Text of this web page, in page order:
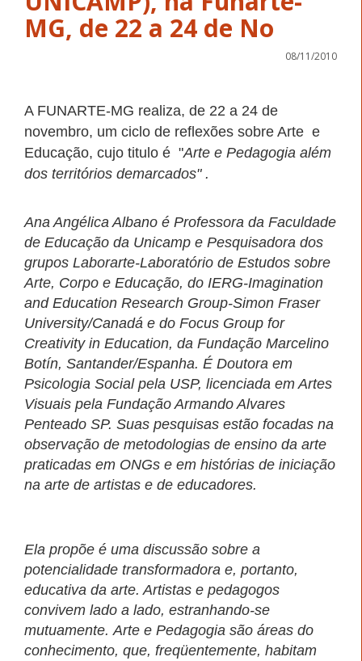
MG, de 22 a 24 de No
08/11/2010
A FUNARTE-MG realiza, de 22 a 24 de
novembro, um ciclo de reflexões sobre Arte e
Educação, cujo titulo é "Arte e Pedagogia além
dos territórios demarcados" .
Ana Angélica Albano é Professora da Faculdade
de Educação da Unicamp e Pesquisadora dos
grupos Laborarte-Laboratório de Estudos sobre
Arte, Corpo e Educação, do IERG-Imagination
and Education Research Group-Simon Fraser
University/Canadá e do Focus Group for
Creativity in Education, da Fundação Marcelino
Botín, Santander/Espanha. É Doutora em
Psicologia Social pela USP, licenciada em Artes
Visuais pela Fundação Armando Alvares
Penteado SP. Suas pesquisas estão focadas na
observação de metodologias de ensino da arte
praticadas em ONGs e em histórias de iniciação
na arte de artistas e de educadores.
Ela propõe é uma discussão sobre a
potencialidade transformadora e, portanto,
educativa da arte. Artistas e pedagogos
convivem lado a lado, estranhando-se
mutuamente. Arte e Pedagogia são áreas do
conhecimento, que, freqüentemente, habitam